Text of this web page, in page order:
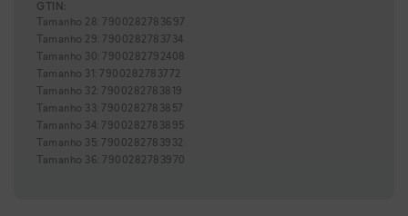
GTIN:
Tamanho 28 7900282783697
Tamanho 29 7900282783734
Tamanho 30 7900282792408
Tamanho 31 7900282783772
Tamanho 32 7900282783819
Tamanho 33 7900282783857
Tamanho 34 7900282783895
Tamanho 35 7900282783932
Tamanho 36 7900282783970